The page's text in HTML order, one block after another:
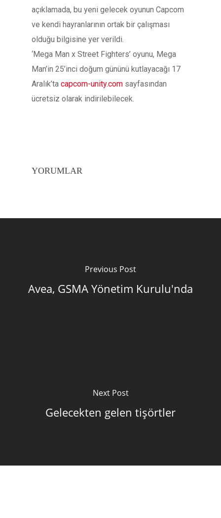
açıklamada, bu yeni gelecek oyunun Capcom
ve kendi hayranlarının ortak bir çalışması
olduğu bilgisine yer verildi.
‘Mega Man x Street Fighters’ oyunu, Mega
Man’in 25’inci doğum gününü kutlayacağı 17
Aralık’ta capcom-unity.com sayfasından
ücretsiz olarak indirilebilecek.
YORUMLAR
Previous Post
Avea, GSMA Yönetim Kurulu'nda
Next Post
Gelecekten gelen tişörtler